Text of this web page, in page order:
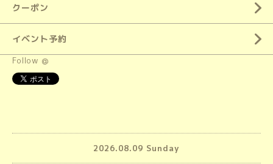
クーポン
イベント予約
Follow @
2026.08.09 Sunday